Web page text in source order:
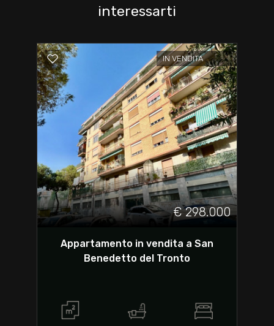
interessarti
IN VENDITA
€ 298.000
Appartamento in vendita a San
Benedetto del Tronto